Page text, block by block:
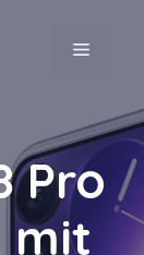
MENÜ
Pro
mit